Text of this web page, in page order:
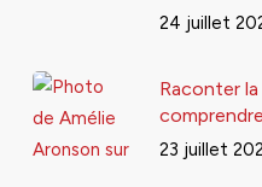
24 juillet
Raconter
comprendre
23 juillet